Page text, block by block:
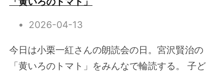
2026-04-13
今日は小栗一紅さんの朗読会の日。宮沢賢治の
「黄いろのトマト」をみんなで輪読する。 子ど